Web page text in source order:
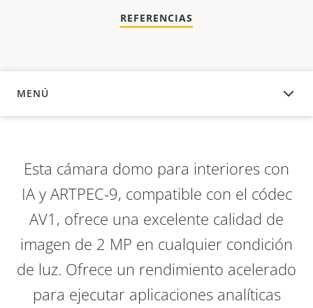
REFERENCIAS
MENÚ
DESCRIPCIÓN
Esta cámara domo para interiores con
IA y ARTPEC-9, compatible con el códec
AV1, ofrece una excelente calidad de
imagen de 2 MP en cualquier condición
de luz. Ofrece un rendimiento acelerado
para ejecutar aplicaciones analíticas